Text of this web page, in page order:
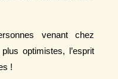
venant chez
optimistes, l’esprit
!